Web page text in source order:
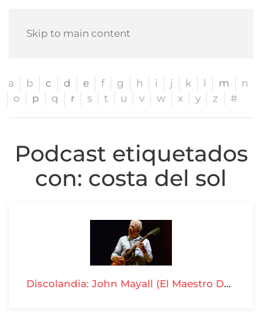
Skip to main content
a b c d e f g h i j k l m
n
o
p q r s t u v w x y z #
Podcast etiquetados
con: costa del sol
Discolandia: John Mayall (El Maestro Del Blues 1966-1972) - T04-P20